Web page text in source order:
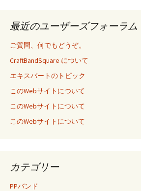
最近のユーザーズフォーラム
ご質問、何でもどうぞ。
CraftBandSquare について
エキスパートのトピック
このWebサイトについて
このWebサイトについて
このWebサイトについて
カテゴリー
PPバンド